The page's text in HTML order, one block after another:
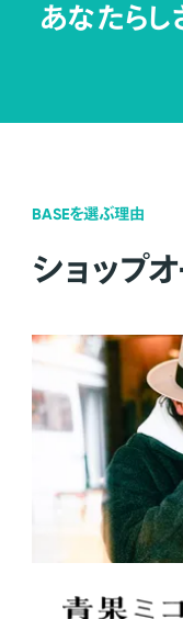
あなたらし
BASEを選ぶ理由
ショップ